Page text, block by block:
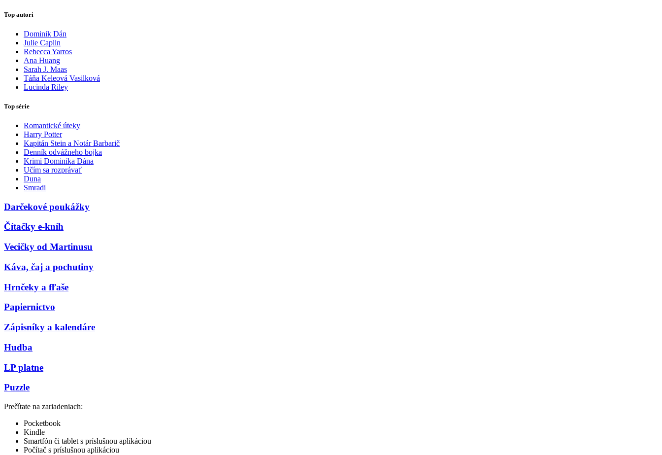
Top autori
Dominik Dán
Julie Caplin
Rebecca Yarros
Ana Huang
Sarah J. Maas
Táňa Keleová Vasilková
Lucinda Riley
Top série
Romantické úteky
Harry Potter
Kapitán Stein a Notár Barbarič
Denník odvážneho bojka
Krimi Dominika Dána
Učím sa rozprávať
Duna
Smradi
Darčekové poukážky
Čítačky e-kníh
Vecičky od Martinusu
Káva, čaj a pochutiny
Hrnčeky a fľaše
Papiernictvo
Zápisníky a kalendáre
Hudba
LP platne
Puzzle
Prečítate na zariadeniach:
Pocketbook
Kindle
Smartfón či tablet s príslušnou aplikáciou
Počítač s príslušnou aplikáciou